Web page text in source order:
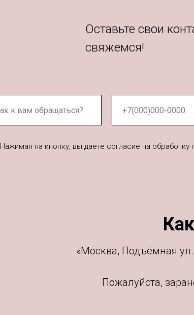
Оставьте свои
свяжемся!
Нажимая на кнопку, вы даете согласие на
«Москва, Подъёмная
Пожалуйста,